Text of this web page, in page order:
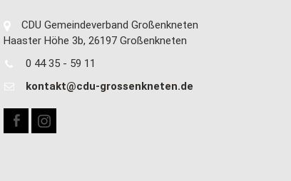
CDU Gemeindeverband Großenkneten
Haaster Höhe 3b, 26197 Großenkneten
0 44 35 - 59 11
kontakt@cdu-grossenkneten.de